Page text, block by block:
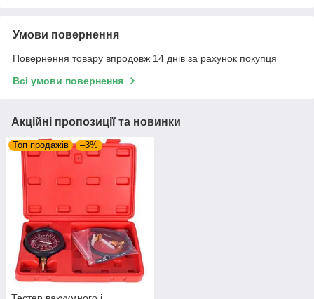
Умови повернення
Повернення товару впродовж 14 днів за рахунок покупця
Всі умови повернення
Акційні пропозиції та новинки
Топ продажів –3%